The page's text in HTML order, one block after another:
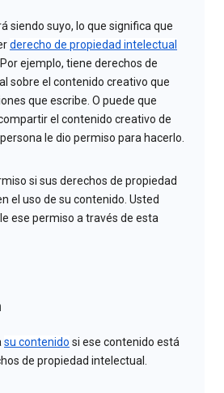
siendo suyo, lo que significa que
derecho de propiedad intelectual
ejemplo, tiene derechos de
sobre el contenido creativo que
que escribe. O puede que
el contenido creativo de
le dio permiso para hacerlo.
si sus derechos de propiedad
el uso de su contenido. Usted
ese permiso a través de esta
su contenido si ese contenido está
de propiedad intelectual.